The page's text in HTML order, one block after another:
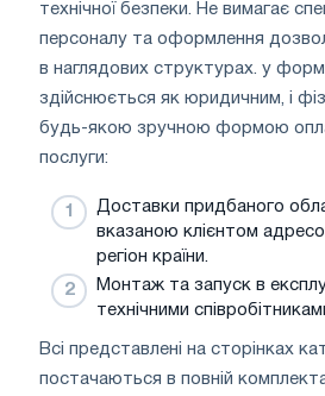
технічної безпеки. Не вимагає
персоналу та оформлення
в наглядових структурах. у
здійснюється як юридичним, і
будь-якою зручною формою
послуги:
Доставки придбаного
вказаною клієнтом
регіон країни.
Монтаж та запуск в
технічними
Всі представлені на сторінках
постачаються в повній